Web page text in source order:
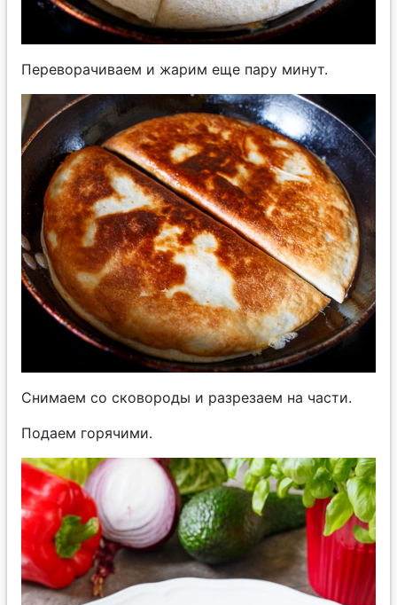
Переворачиваем и жарим еще пару минут.
Снимаем со сковороды и разрезаем на части.
Подаем горячими.